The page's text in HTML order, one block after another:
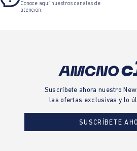
Conoce aquí nuestros canales de
atención.
Suscríbete ahora nuestro
las ofertas exclusivas y lo
SUSCRÍBETE